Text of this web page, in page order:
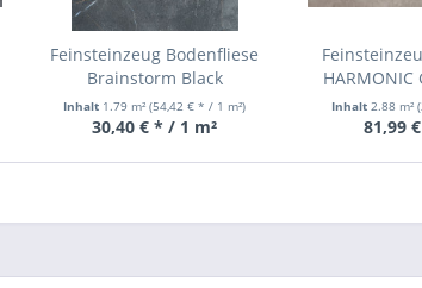
Feinsteinzeug Bodenfliese
Brainstorm Black
LAPPATO/ANPOLIERT 59,8x59,8
mm
Inhalt 1.79 m²(54,42 € * / 1 m²)
30,40 € * / 1 m²
HARMONIC
Inhalt2.88 m²
81,99